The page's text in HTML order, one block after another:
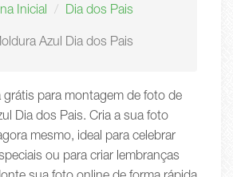
Inicial Dia dos Pais
Azul Dia dos Pais
grátis para montagem de foto de
Dia dos Pais. Cria a sua foto
mesmo, ideal para celebrar
ou para criar lembranças